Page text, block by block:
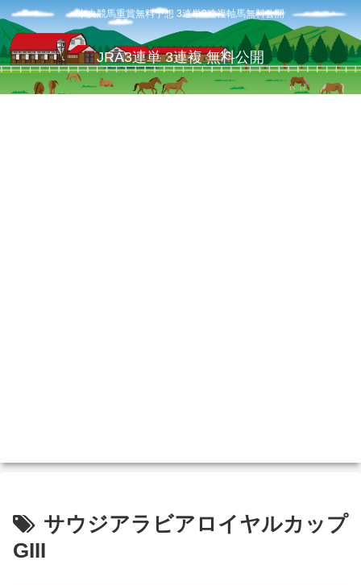
中央競馬重賞無料予想 3連単3連複軸馬無料公開
JRA3連単 3連複 無料公開
サウジアラビアロイヤルカップ
GIII